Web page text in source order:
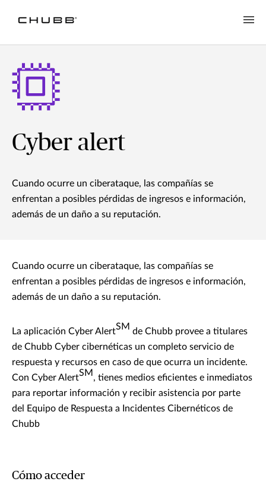
Cyber alert
Cuando ocurre un ciberataque, las compañías se
enfrentan a posibles pérdidas de ingresos e información,
además de un daño a su reputación.
Cuando ocurre un ciberataque, las compañías se
enfrentan a posibles pérdidas de ingresos e información,
además de un daño a su reputación.
La aplicación Cyber AlertSM de Chubb provee a titulares
de Chubb Cyber cibernéticas un completo servicio de
respuesta y recursos en caso de que ocurra un incidente.
Con Cyber AlertSM , tienes medios eficientes e inmediatos
para reportar información y recibir asistencia por parte
del Equipo de Respuesta a Incidentes Cibernéticos de
Chubb
Cómo acceder